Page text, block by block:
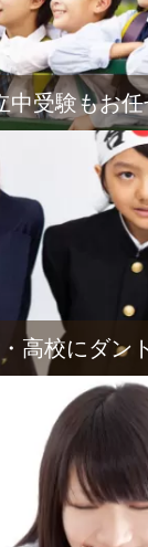
受験もお任
高校にダン